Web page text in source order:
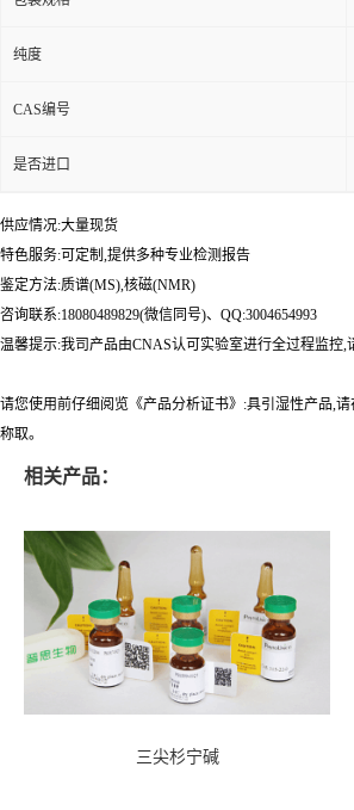
纯度
CAS编号
是否进口
供应情况:大量现货
特色服务:可定制,提供多种专业检测报告
鉴定方法:质谱(MS),核磁(NMR)
咨询联系:18080489829(微信同号)、QQ:3004654993
温馨提示:我司产品由CNAS认可实验室进行全过程监控
请您使用前仔细阅览《产品分析证书》:具引湿性产品,
称取。
相关产品：
三尖杉宁碱